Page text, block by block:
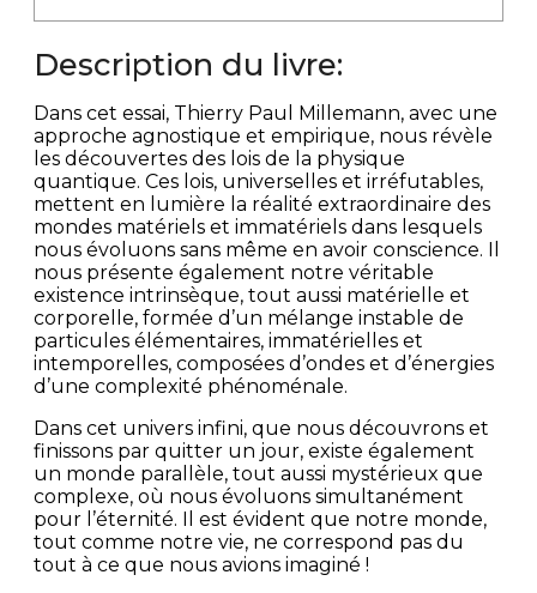
Description du livre:
Dans cet essai, Thierry Paul Millemann, avec une
approche agnostique et empirique, nous révèle
les découvertes des lois de la physique
quantique. Ces lois, universelles et irréfutables,
mettent en lumière la réalité extraordinaire des
mondes matériels et immatériels dans lesquels
nous évoluons sans même en avoir conscience. Il
nous présente également notre véritable
existence intrinsèque, tout aussi matérielle et
corporelle, formée d’un mélange instable de
particules élémentaires, immatérielles et
intemporelles, composées d’ondes et d’énergies
d’une complexité phénoménale.
Dans cet univers infini, que nous découvrons et
finissons par quitter un jour, existe également
un monde parallèle, tout aussi mystérieux que
complexe, où nous évoluons simultanément
pour l’éternité. Il est évident que notre monde,
tout comme notre vie, ne correspond pas du
tout à ce que nous avions imaginé !